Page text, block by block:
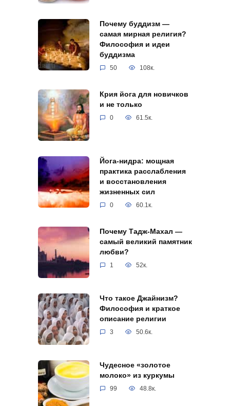
Почему буддизм —
самая мирная религия?
Философия и идеи
буддизма
50 108к.
Крия йога для новичков
и не только
0 61.5к.
Йога-нидра: мощная
практика расслабления
и восстановления
жизненных сил
0 60.1к.
Почему Тадж-Махал —
самый великий памятник
любви?
1 52к.
Что такое Джайнизм?
Философия и краткое
описание религии
3 50.6к.
Чудесное «золотое
молоко» из куркумы
99 48.8к.